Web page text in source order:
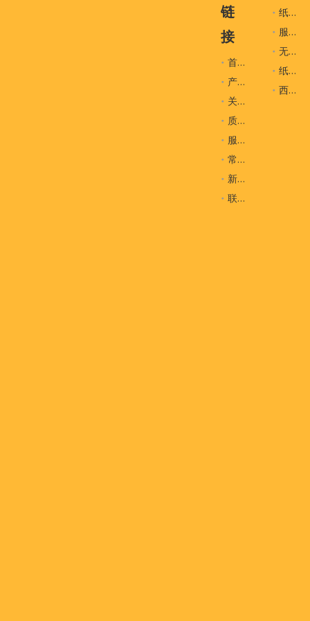
链
接
首页
产品
关于我们
质量控制
服务
常问问题
新闻
联系我们
纸袋
服装辅料
无纺布袋
纸盒
西装袋